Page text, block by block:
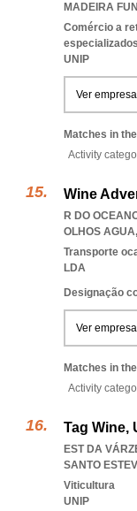
MADEIRA
Comércio a
especializados
UNIP
Ver empresa
Matches in
Activity
Wine
R DO
OLHOS AGUA,
Transporte
LDA
Designação
Ver empresa
Matches in
Activity
Tag Wine,
EST DA
SANTO
Viticultura
UNIP